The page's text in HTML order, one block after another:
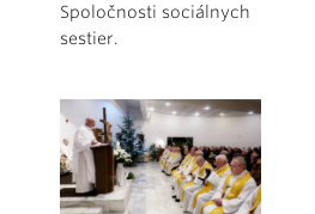
Spoločnosti sociálnych
sestier.